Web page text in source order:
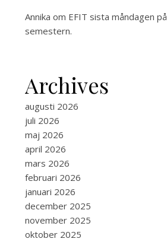
Annika om EFIT sista måndagen på
semestern.
Archives
augusti 2026
juli 2026
maj 2026
april 2026
mars 2026
februari 2026
januari 2026
december 2025
november 2025
oktober 2025